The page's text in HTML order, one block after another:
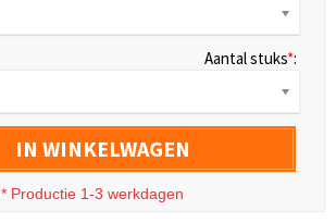
Aantal stuks*:
IN WINKELWAGEN
* Productie 1-3 werkdagen